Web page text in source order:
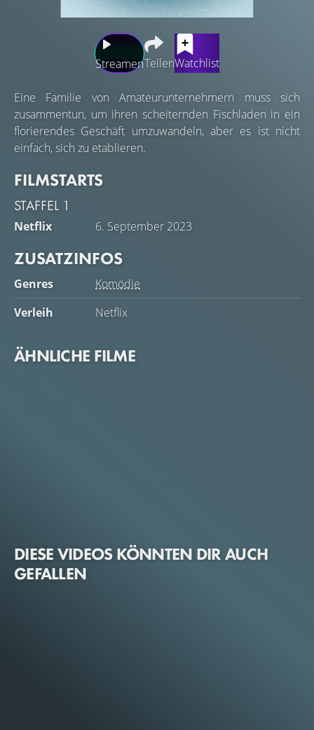
StreamenTeilenWatchlist
Eine Familie von Amateurunternehmern muss sich
zusammentun, um ihren scheiternden Fischladen in ein
florierendes Geschäft umzuwandeln, aber es ist nicht
einfach, sich zu etablieren.
FILMSTARTS
STAFFEL 1
Netflix 6. September 2023
ZUSATZINFOS
Genres
Komödie
Verleih
Netflix
ÄHNLICHE FILME
DIESE VIDEOS KÖNNTEN DIR AUCH
GEFALLEN